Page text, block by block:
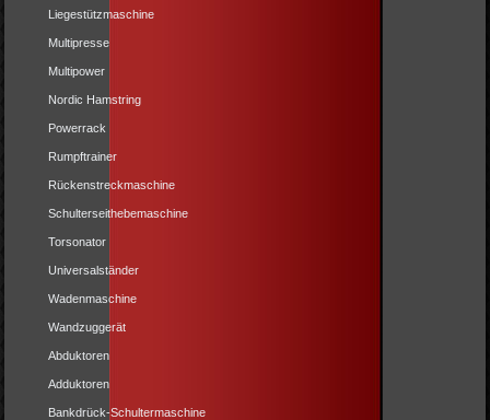
Liegestützmaschine
Multipresse
Multipower
Nordic Hamstring
Powerrack
Rumpftrainer
Rückenstreckmaschine
Schulterseithebemaschine
Torsonator
Universalständer
Wadenmaschine
Wandzuggerät
Abduktoren
Adduktoren
Bankdrück-Schultermaschine